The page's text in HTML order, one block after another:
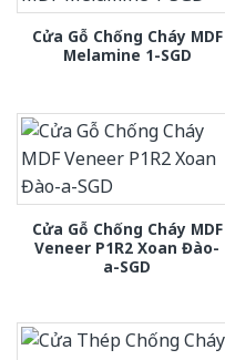
Cửa Gỗ Chống Cháy MDF
Melamine 1-SGD
Cửa Gỗ Chống Cháy MDF
Veneer P1R2 Xoan Đào-
a-SGD